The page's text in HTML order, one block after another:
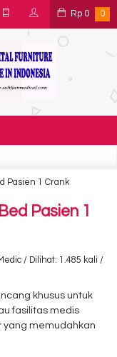
Rp 0 0
Pasien 1 Crank
Pasien 1
/ Dilihat: 1.485 kali /
khusus untuk
fasilitas medis
yang memudahkan